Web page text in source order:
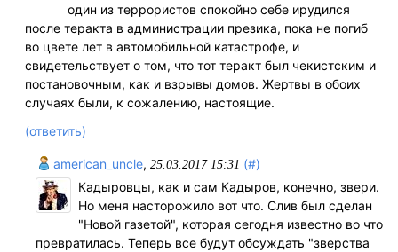
один из террористов спокойно себе ирудился
после теракта в администрации презика, пока не погиб
во цвете лет в автомобильной катастрофе, и
свидетельствует о том, что тот теракт был чекистским и
постановочным, как и взрывы домов. Жертвы в обоих
случаях были, к сожалению, настоящие.
(ответить)
american_uncle, 25.03.2017 15:31 (#)
Кадыровцы, как и сам Кадыров, конечно, звери.
Но меня насторожило вот что. Слив был сделан
"Новой газетой", которая сегодня известно во что
превратилась. Теперь все будут обсуждать "зверства